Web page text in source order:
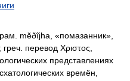
mĕðîjha, «помазанник»,
перевод Χριστος,
представлениях
времён,